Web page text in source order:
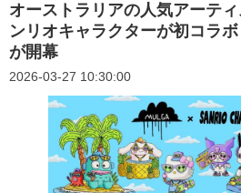
オーストラリアの人気アーテ
ンリオキャラクターが初コラ
が開幕
2026-03-27 10:30:00